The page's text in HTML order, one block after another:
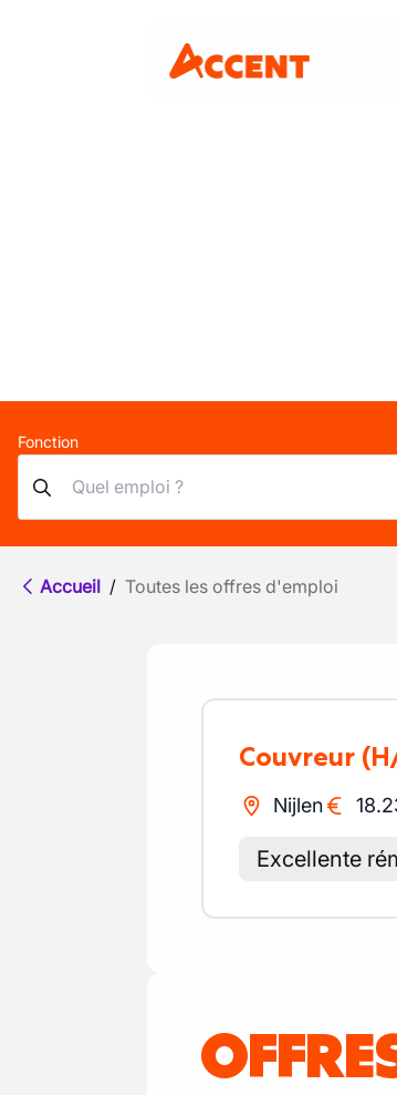
Fonction
Accueil / Toutes les offres d'emploi
Couvreur
Nijlen
Excellente